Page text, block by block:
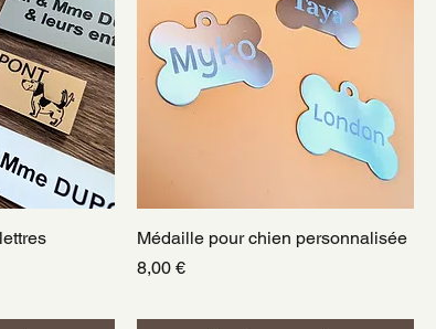
Aperçu rapide
Médaille pour chien personnalisée
Prix
8,00 €